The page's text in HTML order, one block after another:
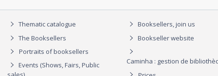
Thematic catalogue
The Booksellers
Portraits of booksellers
Events (Shows, Fairs, Public
Booksellers, join us
Bookseller website
Caminha : gestion de